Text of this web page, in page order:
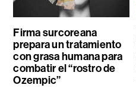
Firma surcoreana
prepara un tratamiento
con grasa humana para
combatir el “rostro de
Ozempic”